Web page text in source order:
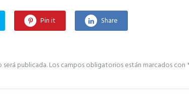
Pin it Share
publicada.Los campos obligatorios están marcados con